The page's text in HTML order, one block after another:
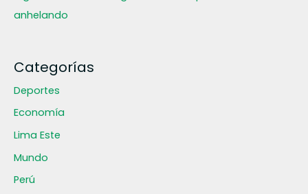
anhelando
Categorías
Deportes
Economía
Lima Este
Mundo
Perú